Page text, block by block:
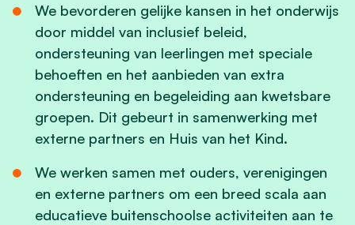
We bevorderen gelijke kansen in het onderwijs
door middel van inclusief beleid,
ondersteuning van leerlingen met speciale
behoeften en het aanbieden van extra
ondersteuning en begeleiding aan kwetsbare
groepen. Dit gebeurt in samenwerking met
externe partners en Huis van het Kind.
We werken samen met ouders, verenigingen
en externe partners om een breed scala aan
educatieve buitenschoolse activiteiten aan te